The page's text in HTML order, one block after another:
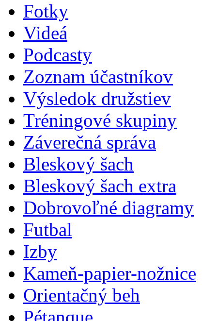
Fotky
Videá
Podcasty
Zoznam účastníkov
Výsledok družstiev
Tréningové skupiny
Záverečná správa
Bleskový šach
Bleskový šach extra
Dobrovoľné diagramy
Futbal
Izby
Kameň-papier-nožnice
Orientačný beh